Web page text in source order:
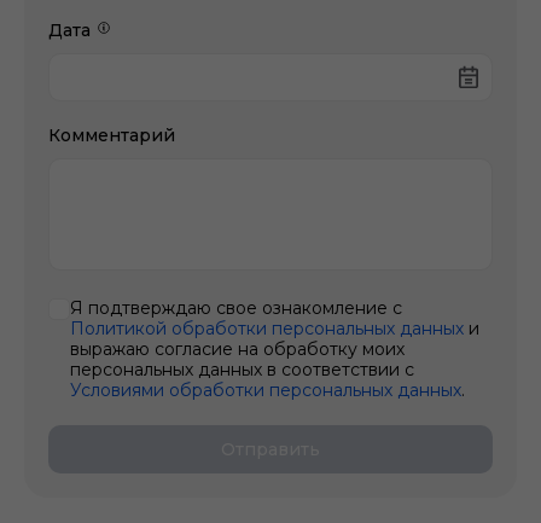
Дата
Комментарий
Я подтверждаю свое ознакомление с
Политикой обработки персональных данных и
выражаю согласие на обработку моих
персональных данных в соответствии с
Условиями обработки персональных данных.